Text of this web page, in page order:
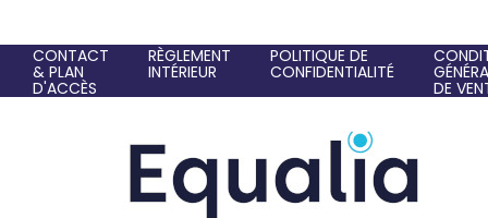
CONTACT
& PLAN
D'ACCÈS
RÈGLEMENT
INTÉRIEUR
POLITIQUE DE
CONFIDENTIALITÉ
DE